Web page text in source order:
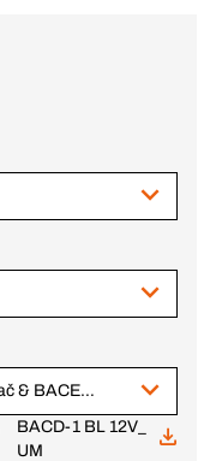
421366 12 V: BACD-1 BL - Skrutkovač & BACER BL - Fréza na hrany, v BC+
BACD-1 BL 12V_
UM